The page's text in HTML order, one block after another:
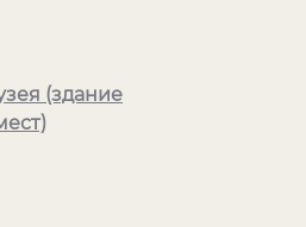
(здание